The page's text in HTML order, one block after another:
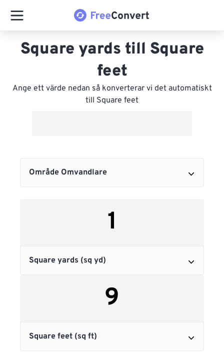
Square yards till Square
feet
Ange ett värde nedan så konverterar vi det automatiskt
till Square feet